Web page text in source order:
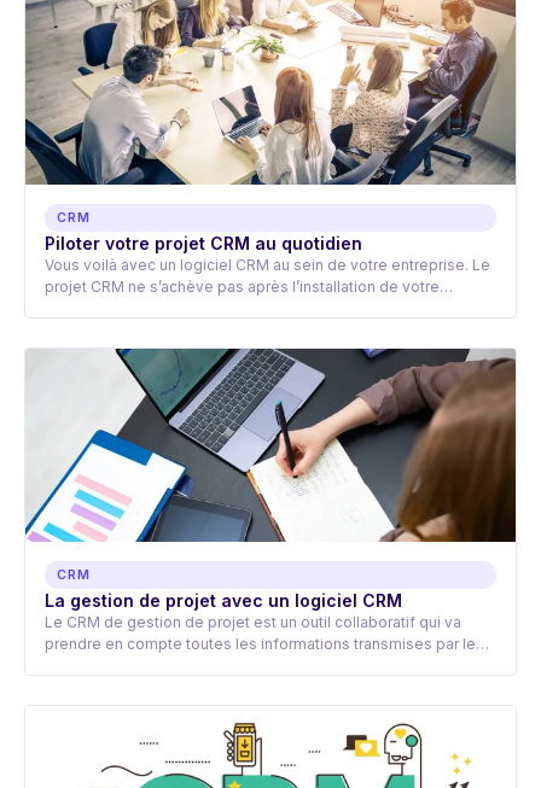
CRM
Piloter votre projet CRM au quotidien
Vous voilà avec un logiciel CRM au sein de votre entreprise. Le
projet CRM ne s’achève pas après l’installation de votre…
CRM
La gestion de projet avec un logiciel CRM
Le CRM de gestion de projet est un outil collaboratif qui va
prendre en compte toutes les informations transmises par le…